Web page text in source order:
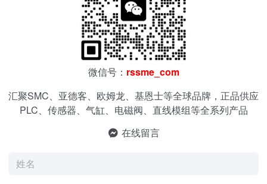
微信号： rssme_com
汇聚SMC、亚德客、欧姆龙、基恩士等全球品牌，正品供应
PLC、传感器、气缸、电磁阀、直线模组等全系列产品
在线留言